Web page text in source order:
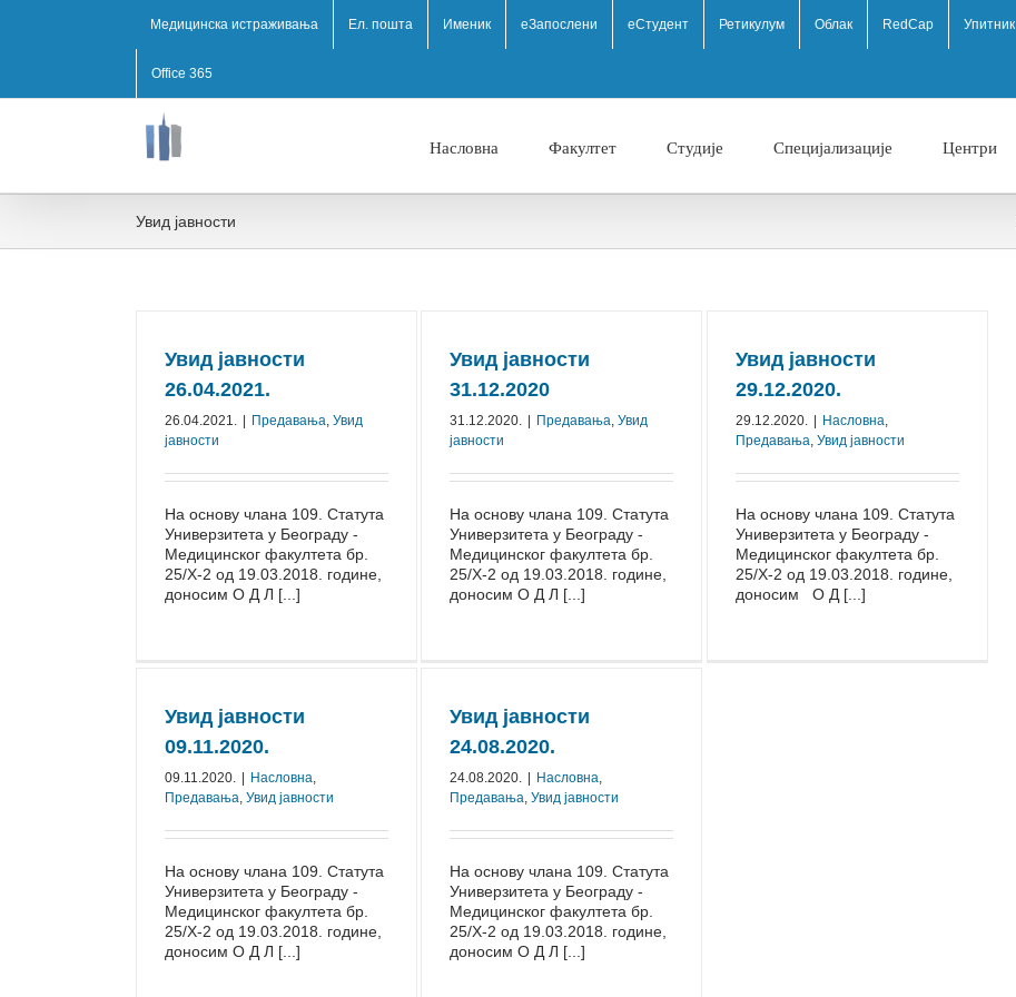
Медицинска истраживања Ел. пошта Именик eЗапослени еСтудент Ретикулум Облак RedCap Упитник
Office 365
Насловна Факултет Студије Специјализације Центри
Увид јавности
Увид јавности
26.04.2021.
26.04.2021. Предавања, Увид
јавности
На основу члана 109. Статута
Универзитета у Београду -
Медицинског факултета бр.
25/Х-2 од 19.03.2018. године,
доносим О Д Л [...]
Увид јавности
31.12.2020
31.12.2020. Предавања, Увид
јавности
На основу члана 109. Статута
Универзитета у Београду -
Медицинског факултета бр.
25/Х-2 од 19.03.2018. године,
доносим О Д Л [...]
Увид јавности
29.12.2020.
29.12.2020. Насловна,
Предавања, Увид јавности
На основу члана 109. Статута
Универзитета у Београду -
Медицинског факултета бр.
25/Х-2 од 19.03.2018. године,
доносим О Д [...]
Увид јавности
09.11.2020.
09.11.2020. Насловна,
Предавања, Увид јавности
На основу члана 109. Статута
Универзитета у Београду -
Медицинског факултета бр.
25/Х-2 од 19.03.2018. године,
доносим О Д Л [...]
Увид јавности
24.08.2020.
24.08.2020. Насловна,
Предавања, Увид јавности
На основу члана 109. Статута
Универзитета у Београду -
Медицинског факултета бр.
25/Х-2 од 19.03.2018. године,
доносим О Д Л [...]